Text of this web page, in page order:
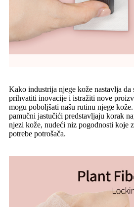
Kako industrija njege kože nastavlja
prihvatiti inovacije i istražiti nove
mogu poboljšati našu rutinu njege
pamučni jastučići predstavljaju korak
njezi kože, nudeći niz pogodnosti koje
potrebe potrošača.